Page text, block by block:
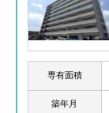
専有面積
築年月